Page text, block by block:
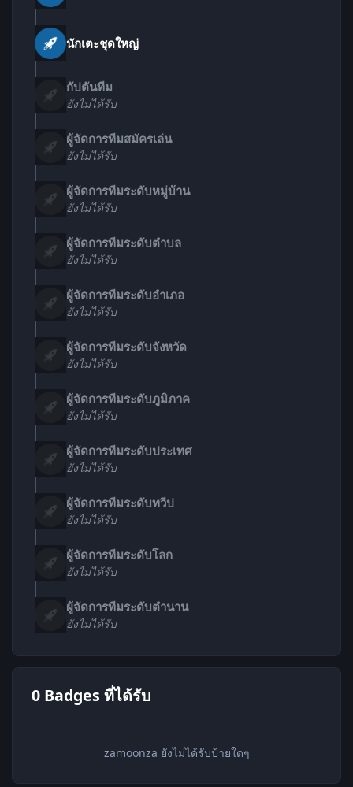
นักเตะชุดใหญ่
กัปตันทีม
ยังไม่ได้รับ
ผู้จัดการทีมสมัครเล่น
ยังไม่ได้รับ
ผู้จัดการทีมระดับหมู่บ้าน
ยังไม่ได้รับ
ผู้จัดการทีมระดับตำบล
ยังไม่ได้รับ
ผู้จัดการทีมระดับอำเภอ
ยังไม่ได้รับ
ผู้จัดการทีมระดับจังหวัด
ยังไม่ได้รับ
ผู้จัดการทีมระดับภูมิภาค
ยังไม่ได้รับ
ผู้จัดการทีมระดับประเทศ
ยังไม่ได้รับ
ผู้จัดการทีมระดับทวีป
ยังไม่ได้รับ
ผู้จัดการทีมระดับโลก
ยังไม่ได้รับ
ผู้จัดการทีมระดับตำนาน
ยังไม่ได้รับ
0 Badges ที่ได้รับ
zamoonza ยังไม่ได้รับป้ายใดๆ